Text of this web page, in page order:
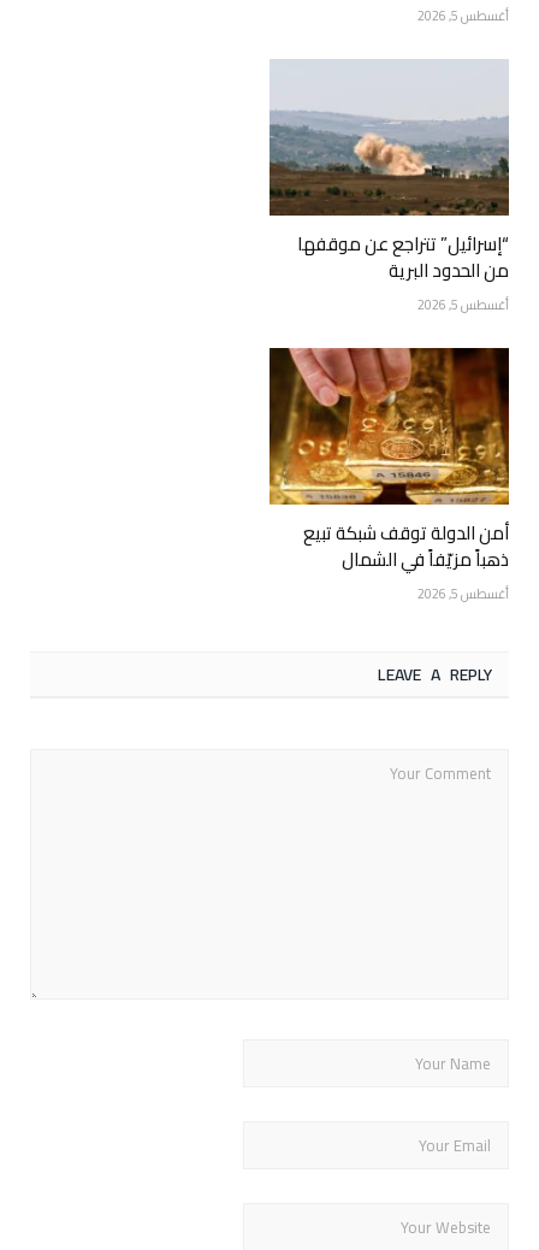
أغسطس 5, 2026
“إسرائيل” تتراجع عن موقفها
من الحدود البرية
أغسطس 5, 2026
أمن الدولة توقف شبكة تبيع
ذهباً مزيّفاً في الشمال
أغسطس 5, 2026
LEAVE A REPLY